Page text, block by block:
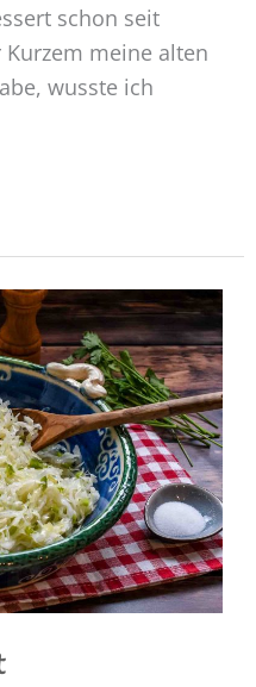
schon seit
meine alten
wusste ich